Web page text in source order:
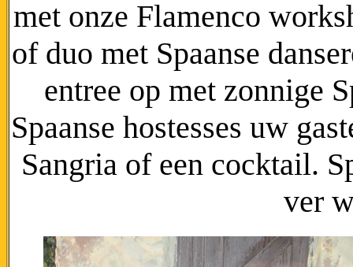
met onze Flamenco
of duo met Spaanse
entree op met zonnige
Spaanse hostesses uw
Sangria of een cocktail.
ver